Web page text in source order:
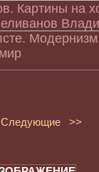
Следующие >>